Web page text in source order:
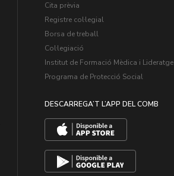
Cita prèvia
Registre col·legial
Borsa de treball
Col·legiació
Institut de Formació Mèdica i Lideratge
Programa de Protecció Social
DESCARREGA’T L’APP DEL COMB